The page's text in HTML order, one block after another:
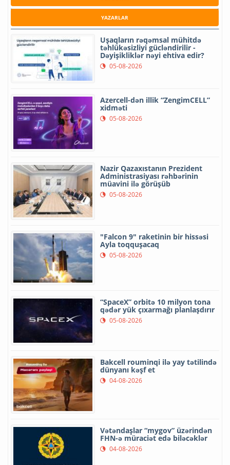
YAZARLAR
Uşaqların rəqəmsal mühitdə
təhlükəsizliyi gücləndirilir -
Dəyişikliklər nəyi ehtiva edir?
05-08-2026
Azercell-dən illik “ZengimCELL”
xidməti
05-08-2026
Nazir Qazaxıstanın Prezident
Administrasiyası rəhbərinin
müavini ilə görüşüb
05-08-2026
"Falcon 9" raketinin bir hissəsi
Ayla toqquşacaq
05-08-2026
“SpaceX” orbitə 10 milyon tona
qədər yük çıxarmağı planlaşdırır
05-08-2026
Bakcell rouminqi ilə yay tətilində
dünyanı kəşf et
04-08-2026
Vətəndaşlar “mygov” üzərindən
FHN-ə müraciət edə biləcəklər
04-08-2026